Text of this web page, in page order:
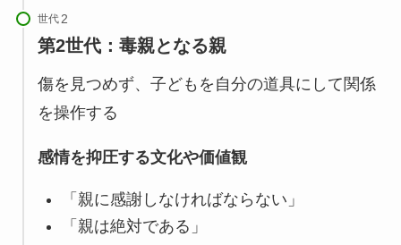
世代
第2世代：毒親となる親
傷を見つめず、子どもを自分の道具にして関係
を操作する
感情を抑圧する文化や価値観
「親に感謝しなければならない」
「親は絶対である」